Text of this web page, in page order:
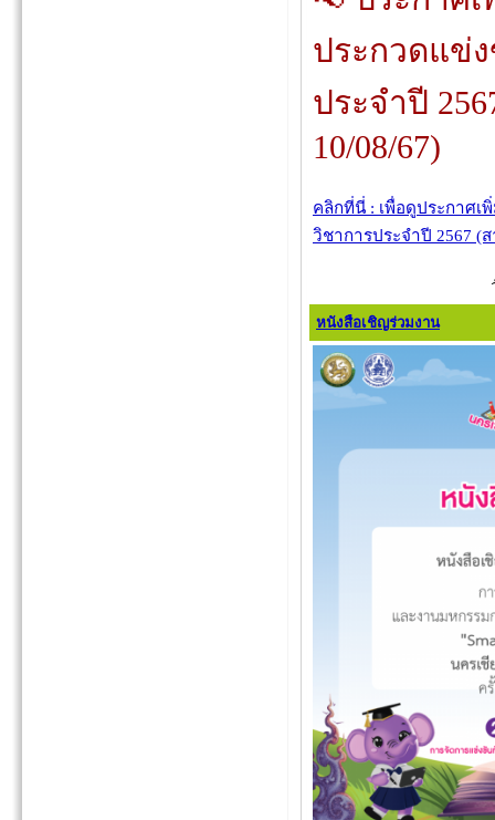
ประกวดแข่
ประจำปี
10/08/67)
คลิกที่นี่ : เพื่อดูประกาศ
วิชาการประจำปี 2567 (
หนังสือเชิญร่วมงาน